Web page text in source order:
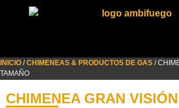
INICIO /CHIMENEAS & PRODUCTOS DE GAS /
TAMAÑO
CHIMENEA GRAN